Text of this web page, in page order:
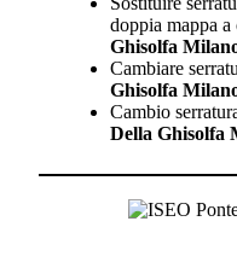
doppia mappa
Ghisolfa
Cambiare
Ghisolfa
Cambio
Della Ghisolfa